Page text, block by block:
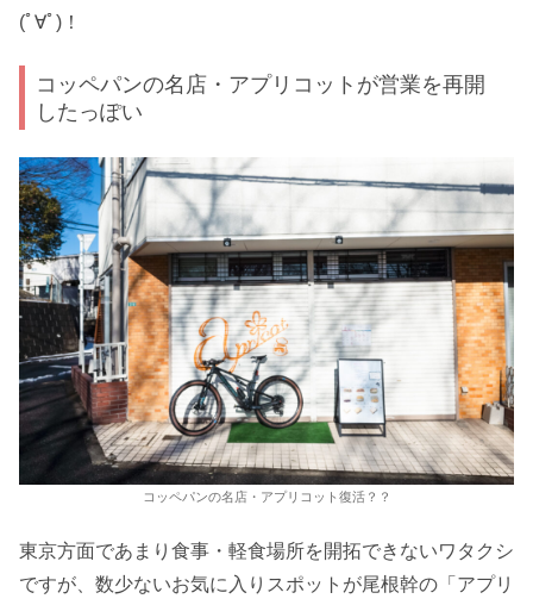
(ﾟ∀ﾟ)！
コッペパンの名店・アプリコットが営業を再開
したっぽい
コッペパンの名店・アプリコット復活？？
東京方面であまり食事・軽食場所を開拓できないワタクシ
ですが、数少ないお気に入りスポットが尾根幹の「アプリ